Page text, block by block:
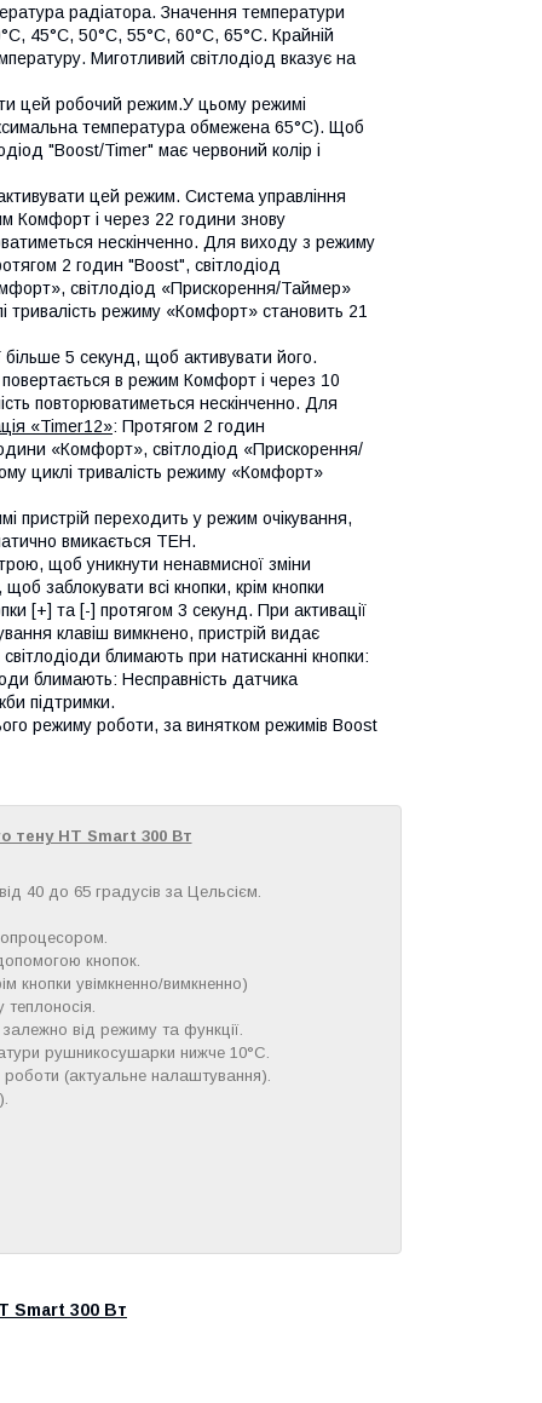
радіатора. Значення температури
45°C, 50°C, 55°C, 60°C, 65°C. Крайній
Миготливий світлодіод вказує на
цей робочий режим.У цьому режимі
температура обмежена 65°C). Щоб
"Boost/Timer" має червоний колір і
цей режим. Система управління
Комфорт і через 22 години знову
нескінченно. Для виходу з режиму
2 годин "Boost", світлодіод
світлодіод «Прискорення/Таймер»
тривалість режиму «Комфорт» становить 21
більше 5 секунд, щоб активувати його.
в режим Комфорт і через 10
повторюватиметься нескінченно. Для
«Timer12»: Протягом 2 годин
«Комфорт», світлодіод «Прискорення/
циклі тривалість режиму «Комфорт»
пристрій переходить у режим очікування,
вмикається ТЕН.
щоб уникнути ненавмисної зміни
заблокувати всі кнопки, крім кнопки
[+] та [-] протягом 3 секунд. При активації
клавіш вимкнено, пристрій видає
блимають при натисканні кнопки:
блимають: Несправність датчика
підтримки.
режиму роботи, за винятком режимів Boost
тену HT Smart 300 Вт
40 до 65 градусів за Цельсієм.
кнопок.
кнопки увімкненно/вимкненно)
від режиму та функції.
рушникосушарки нижче 10°C.
роботи (актуальне налаштування).
Smart 300 Вт